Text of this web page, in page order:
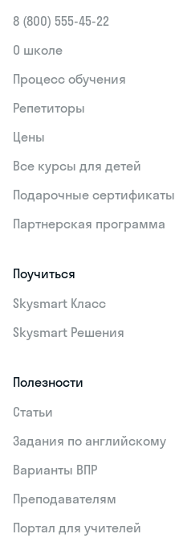
8 (800) 555‑45-22
О школе
Процесс обучения
Репетиторы
Цены
Все курсы для детей
Подарочные сертификаты
Партнерская программа
Поучиться
Skysmart Класс
Skysmart Решения
Полезности
Статьи
Задания по английскому
Варианты ВПР
Преподавателям
Портал для учителей